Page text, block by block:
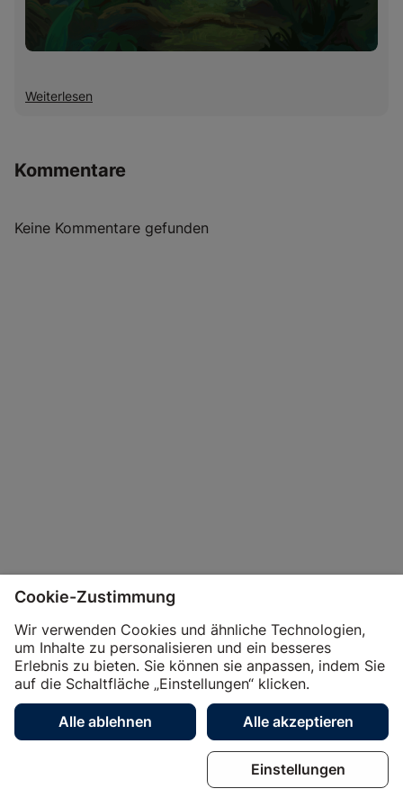
Weiterlesen
Kommentare
Keine Kommentare gefunden
Unternehmen
Shop
Magazin
Business
Dienstleistungen
Cookie-Zustimmung
Wir verwenden Cookies und ähnliche Technologien,
um Inhalte zu personalisieren und ein besseres
Erlebnis zu bieten. Sie können sie anpassen, indem Sie
auf die Schaltfläche „Einstellungen“ klicken.
Alle ablehnen Alle akzeptieren
Einstellungen